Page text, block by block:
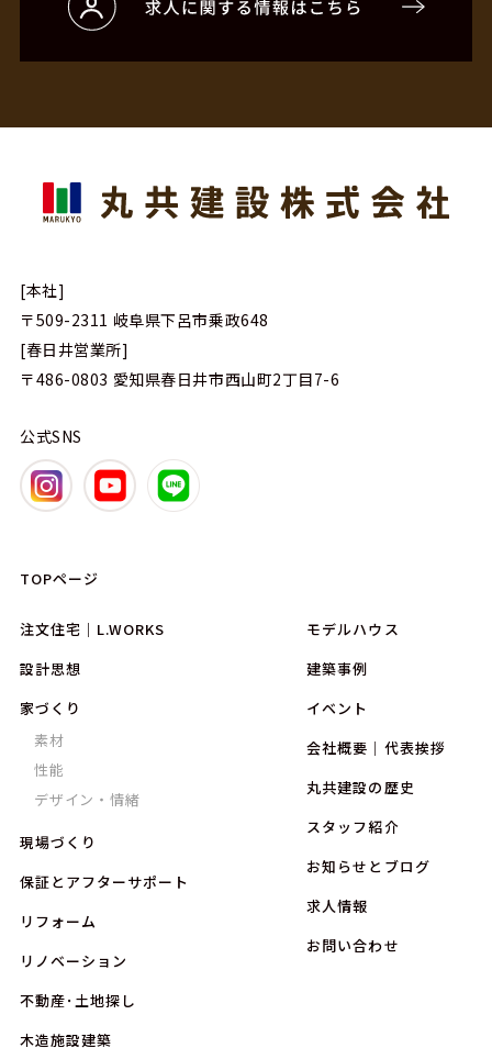
[本社]
〒509-2311 岐阜県下呂市乗政648
[春日井営業所]
〒486-0803 愛知県春日井市西山町2丁目7-6
公式SNS
TOPページ
注文住宅｜L.WORKS
設計思想
家づくり
素材
性能
デザイン・情緒
現場づくり
保証とアフターサポート
リフォーム
リノベーション
不動産･土地探し
木造施設建築
モデルハウス
建築事例
イベント
会社概要｜代表挨拶
丸共建設の歴史
スタッフ紹介
お知らせとブログ
求人情報
お問い合わせ